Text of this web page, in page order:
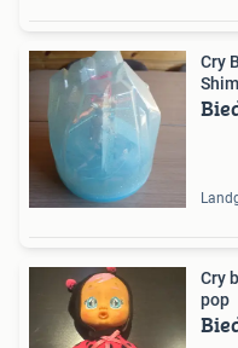
Cry
Cry
pop